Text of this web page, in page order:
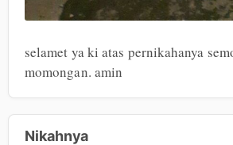
selamet ya ki atas pernikahanya
momongan. amin
Nikahnya